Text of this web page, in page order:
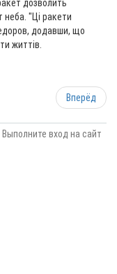
дозволить
неба. "Ці ракети
додавши, що
життів.
Вперёд
вход на сайт